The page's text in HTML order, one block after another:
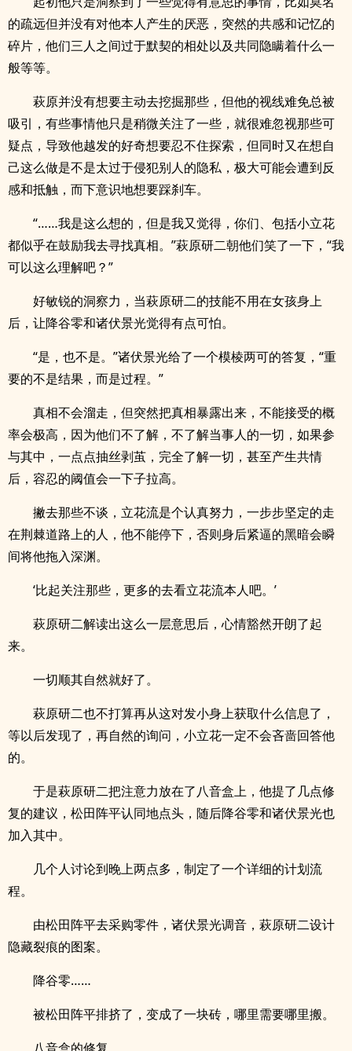
的疏远但并没有对他本人产生的厌恶，突然的共感和记忆的
碎片，他们三人之间过于默契的相处以及共同隐瞒着什么一
般等等。
萩原并没有想要主动去挖掘那些，但他的视线难免总被
吸引，有些事情他只是稍微关注了一些，就很难忽视那些可
疑点，导致他越发的好奇想要忍不住探索，但同时又在想自
己这么做是不是太过于侵犯别人的隐私，极大可能会遭到反
感和抵触，而下意识地想要踩刹车。
“……我是这么想的，但是我又觉得，你们、包括小立花
都似乎在鼓励我去寻找真相。”萩原研二朝他们笑了一下，“我
可以这么理解吧？”
好敏锐的洞察力，当萩原研二的技能不用在女孩身上
后，让降谷零和诸伏景光觉得有点可怕。
“是，也不是。”诸伏景光给了一个模棱两可的答复，“重
要的不是结果，而是过程。”
真相不会溜走，但突然把真相暴露出来，不能接受的概
率会极高，因为他们不了解，不了解当事人的一切，如果参
与其中，一点点抽丝剥茧，完全了解一切，甚至产生共情
后，容忍的阈值会一下子拉高。
撇去那些不谈，立花流是个认真努力，一步步坚定的走
在荆棘道路上的人，他不能停下，否则身后紧逼的黑暗会瞬
间将他拖入深渊。
‘比起关注那些，更多的去看立花流本人吧。’
萩原研二解读出这么一层意思后，心情豁然开朗了起
来。
一切顺其自然就好了。
萩原研二也不打算再从这对发小身上获取什么信息了，
等以后发现了，再自然的询问，小立花一定不会吝啬回答他
的。
于是萩原研二把注意力放在了八音盒上，他提了几点修
复的建议，松田阵平认同地点头，随后降谷零和诸伏景光也
加入其中。
几个人讨论到晚上两点多，制定了一个详细的计划流
程。
由松田阵平去采购零件，诸伏景光调音，萩原研二设计
隐藏裂痕的图案。
降谷零……
被松田阵平排挤了，变成了一块砖，哪里需要哪里搬。